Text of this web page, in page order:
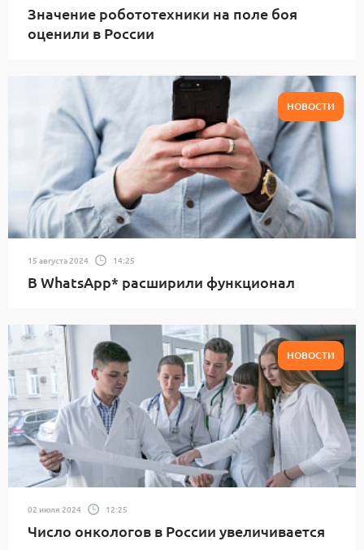
Значение робототехники на поле боя
оценили в России
НОВОСТИ
15 августа 2024 14:25
В WhatsApp* расширили функционал
НОВОСТИ
02 июля 2024 12:25
Число онкологов в России увеличивается